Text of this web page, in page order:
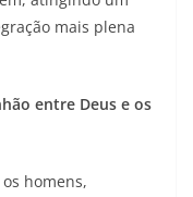
mais plena
entre Deus e os
homens,